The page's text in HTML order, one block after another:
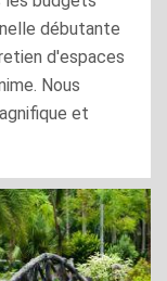
débutante
d'espaces
Nous
et